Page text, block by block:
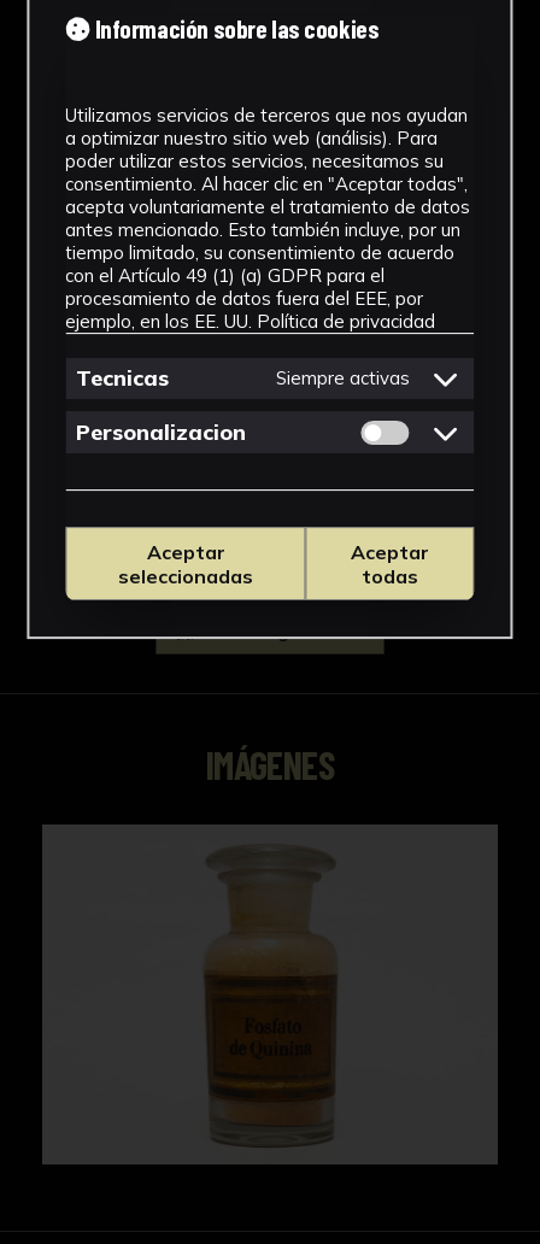
Tipología
Cronología
SF
Materiales
Vidrio
Ubicación
Facultad de Farmacia
Ver más
Descargar Ficha
IMÁGENES
Información sobre las cookies
Utilizamos servicios de terceros que nos ayudan
a optimizar nuestro sitio web (análisis). Para
poder utilizar estos servicios, necesitamos su
consentimiento. Al hacer clic en "Aceptar todas",
acepta voluntariamente el tratamiento de datos
antes mencionado. Esto también incluye, por un
tiempo limitado, su consentimiento de acuerdo
con el Artículo 49 (1) (a) GDPR para el
procesamiento de datos fuera del EEE, por
ejemplo, en los EE. UU. Política de privacidad
Tecnicas Siempre activas
Personalizacion Permitir cookies
Aceptar
seleccionadas
Aceptar
todas